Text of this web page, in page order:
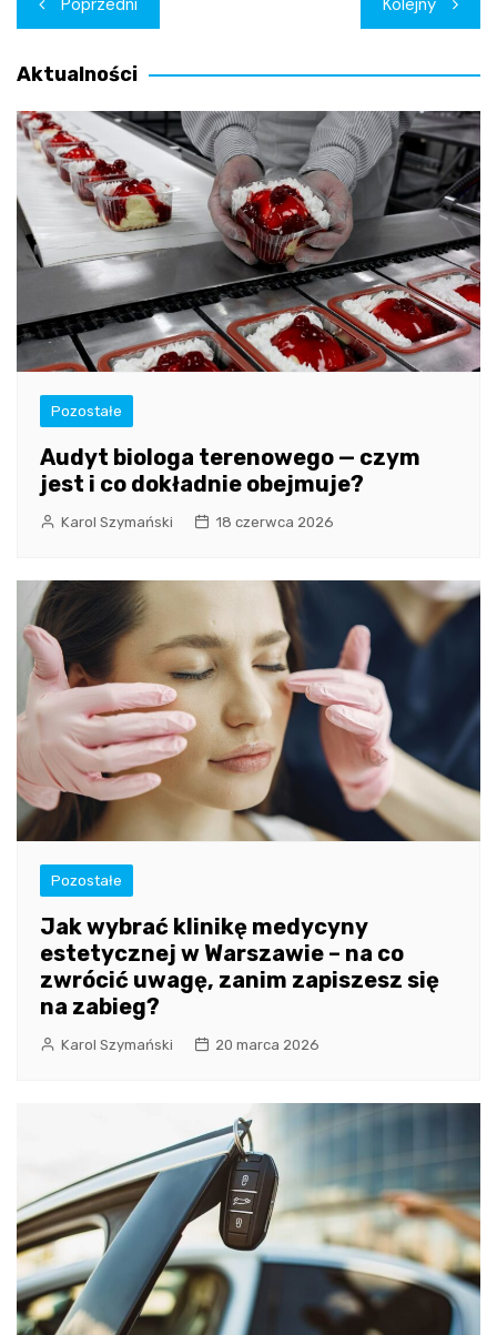
wpisu
Aktualności
Pozostałe
Audyt biologa terenowego — czym
jest i co dokładnie obejmuje?
Karol Szymański 18 czerwca 2026
Pozostałe
Jak wybrać klinikę medycyny
estetycznej w Warszawie – na co
zwrócić uwagę, zanim zapiszesz się
na zabieg?
Karol Szymański 20 marca 2026